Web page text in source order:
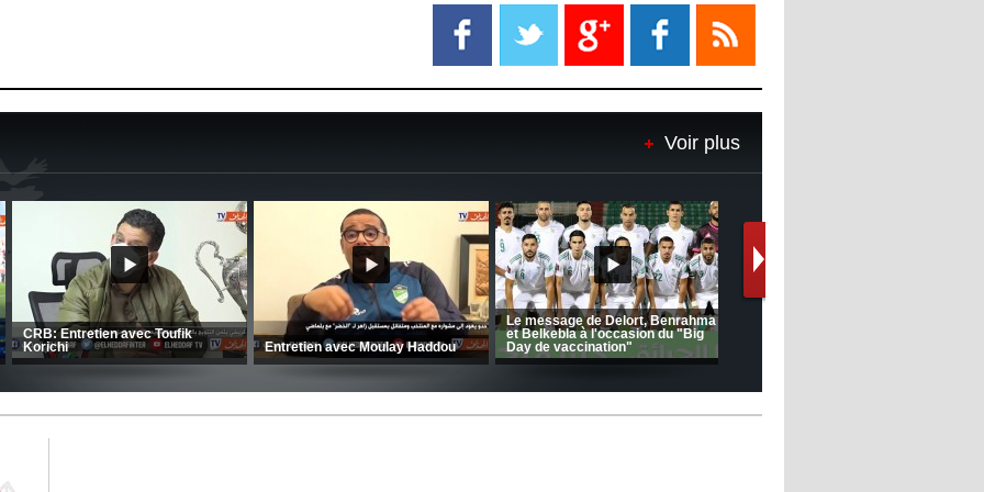
propriétaire
Le Barça savoure sa première
place et chambre le Real Madrid
de matchs"
12:39 - 2022/11/06
Real : Les dirigeants veulent le
départ d'Hazard cet hiver
Voir plus
(Coupe de la CAF) Nkana FC 1 -
CRB 0
CSC: La préparation des hommes
d’Amrani se poursuit en Tunisie
MCA: Kaci-Saïd évoque le large
succès du Mouloudia face au FC
MFM